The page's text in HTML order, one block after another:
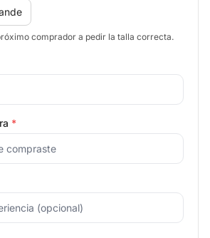
comprador a pedir la talla correcta.
*